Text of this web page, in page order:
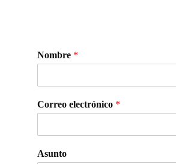
Nombre *
Correo electrónico *
Asunto